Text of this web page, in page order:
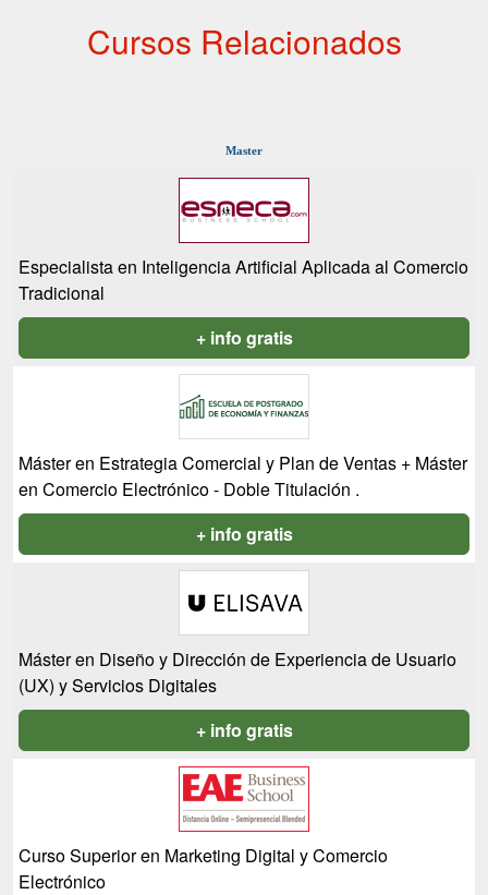
Cursos Relacionados
Master
Especialista en Inteligencia Artificial Aplicada al Comercio
Tradicional
+ info gratis
Máster en Estrategia Comercial y Plan de Ventas + Máster
en Comercio Electrónico - Doble Titulación .
+ info gratis
Máster en Diseño y Dirección de Experiencia de Usuario
(UX) y Servicios Digitales
+ info gratis
Curso Superior en Marketing Digital y Comercio
Electrónico